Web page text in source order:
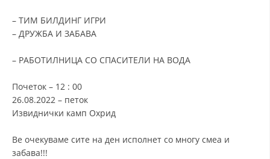
– ТИМ БИЛДИНГ ИГРИ
– ДРУЖБА И ЗАБАВА
– РАБОТИЛНИЦА СО СПАСИТЕЛИ НА ВОДА
Почеток – 12 : 00
26.08.2022 – петок
Извиднички камп Охрид
Ве очекуваме сите на ден исполнет со многу смеа и
забава!!!